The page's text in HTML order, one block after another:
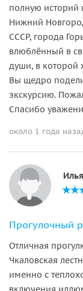
полную историй
Нижний
СССР, города
влюблённый в
души, в которой
Вы щедро
экскурсию.
Спасибо
около 1 года
Прогулочный
Отличная
Чкаловская
именно с